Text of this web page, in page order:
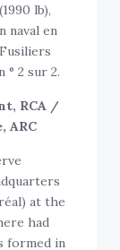
lb),
naval en
° 2 sur 2.
RCA /
ARC
at the
had
formed in